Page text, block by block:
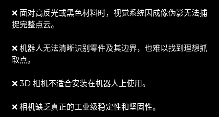
❌ 面对高反光或黑色材料时，视觉系统因成像伪影无法捕
捉完整点云。
❌ 机器人无法清晰识别零件及其边界，也难以找到理想抓
取点。
❌ 3D 相机不适合安装在机器人上使用。
❌ 相机缺乏真正的工业级稳定性和坚固性。